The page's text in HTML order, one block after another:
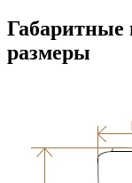
Габаритные
размеры